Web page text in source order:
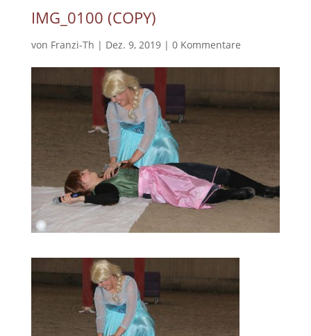
IMG_0100 (COPY)
von Franzi-Th | Dez. 9, 2019| 0 Kommentare